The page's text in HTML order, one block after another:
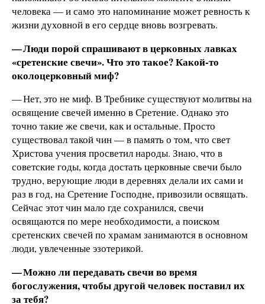
человека — и само это напоминание может ревность к
жизни духовной в его сердце вновь возгревать.
— Люди порой спрашивают в церковных лавках
«сретенские свечи». Что это такое? Какой-то
околоцерковный миф?
— Нет, это не миф. В Требнике существуют молитвы на
освящение свечей именно в Сретение. Однако это
точно такие же свечи, как и остальные. Просто
существовал такой чин — в память о том, что свет
Христова учения просветил народы. Знаю, что в
советские годы, когда достать церковные свечи было
трудно, верующие люди в деревнях делали их сами и
раз в год, на Сретение Господне, привозили освящать.
Сейчас этот чин мало где сохранился, свечи
освящаются по мере необходимости, а поиском
сретенских свечей по храмам занимаются в основном
люди, увлеченные эзотерикой.
— Можно ли передавать свечи во время
богослужения, чтобы другой человек поставил их
за тебя?